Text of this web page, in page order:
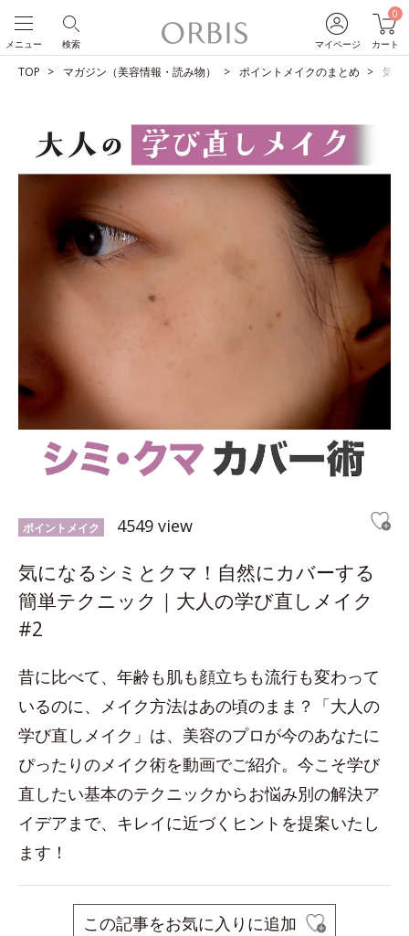
マイページ
0
カート
検索
メニュー
TOP マガジン（美容情報・読み物） ポイントメイクのまとめ 気に
ポイントメイク 4549 view
気になるシミとクマ！自然にカバーする
簡単テクニック｜大人の学び直しメイク
#2
昔に比べて、年齢も肌も顔立ちも流行も変わって
いるのに、メイク方法はあの頃のまま？「大人の
学び直しメイク」は、美容のプロが今のあなたに
ぴったりのメイク術を動画でご紹介。今こそ学び
直したい基本のテクニックからお悩み別の解決ア
イデアまで、キレイに近づくヒントを提案いたし
ます！
この記事をお気に入りに追加